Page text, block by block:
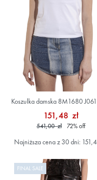
Koszulka damska 8M1680 J061
151,48 zł
541,00 zł 72%off
Najniższa cena z 30 dni:
FINAL SALE